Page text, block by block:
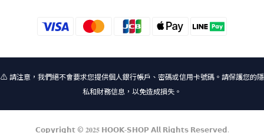
⚠️ 請注意，我們絕不會要求您提供個人銀行帳戶、密碼或信用卡號碼。請保護您的隱
私和財務信息，以免造成損失。
𝗖𝗼𝗽𝘆𝗿𝗶𝗴𝗵𝘁 © 𝟐𝟎𝟐𝟓 𝗛𝗢𝗢𝗞-𝗦𝗛𝗢𝗣 𝗔𝗹𝗹 𝗥𝗶𝗴𝗵𝘁𝘀 𝗥𝗲𝘀𝗲𝗿𝘃𝗲𝗱.